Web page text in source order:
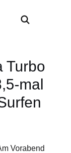
Turbo
mal
Vorabend